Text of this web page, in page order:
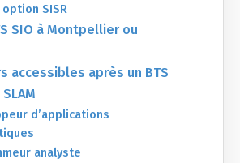
option SISR
SIO à Montpellier ou
accessibles après un BTS
d’applications
analyste